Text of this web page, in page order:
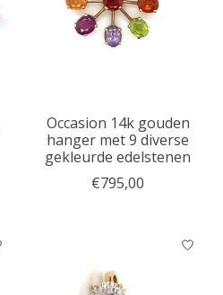
Occasion 14k gouden
hanger met 9 diverse
gekleurde edelstenen
€795,00